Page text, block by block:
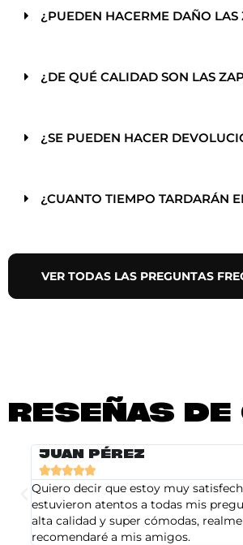
¿PUEDEN HACERME DAÑO LAS
¿DE QUÉ CALIDAD SON LAS
¿SE PUEDEN HACER
¿CUANTO TIEMPO TARDARÁN
VER TODAS LAS PREGUNTAS
RESEÑAS
JUAN PÉREZ

Quiero decir que estoy muy
estuvieron atentos a todas mis
alta calidad y super cómodas,
recomendaré a mis amigos.